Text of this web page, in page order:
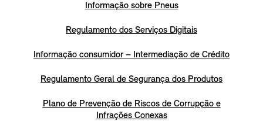
Informação sobre Pneus
Regulamento dos Serviços Digitais
Informação consumidor – Intermediação de Crédito
Regulamento Geral de Segurança dos Produtos
Plano de Prevenção de Riscos de Corrupção e
Infrações Conexas